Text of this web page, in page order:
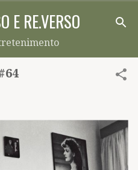
principal
E RE.VERSO